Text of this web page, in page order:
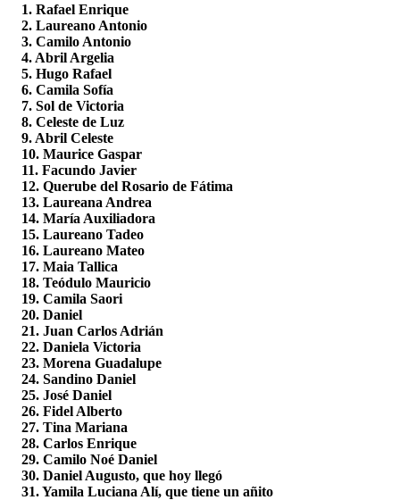
1. Rafael Enrique
2. Laureano Antonio
3. Camilo Antonio
4. Abril Argelia
5. Hugo Rafael
6. Camila Sofía
7. Sol de Victoria
8. Celeste de Luz
9. Abril Celeste
10. Maurice Gaspar
11. Facundo Javier
12. Querube del Rosario de Fátima
13. Laureana Andrea
14. María Auxiliadora
15. Laureano Tadeo
16. Laureano Mateo
17. Maia Tallica
18. Teódulo Mauricio
19. Camila Saori
20. Daniel
21. Juan Carlos Adrián
22. Daniela Victoria
23. Morena Guadalupe
24. Sandino Daniel
25. José Daniel
26. Fidel Alberto
27. Tina Mariana
28. Carlos Enrique
29. Camilo Noé Daniel
30. Daniel Augusto, que hoy llegó
31. Yamila Luciana Alí, que tiene un añito